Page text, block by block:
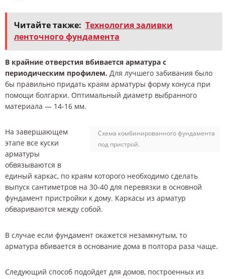
Читайте также: Технология заливки
ленточного фундамента
В крайние отверстия вбивается арматура с
периодическим профилем. Для лучшего забивания было
бы правильно придать краям арматуры форму конуса при
помощи болгарки. Оптимальный диаметр выбранного
материала — 14-16 мм.
Схема комбинированного фундамента
под пристрой.
На завершающем
этапе все куски
арматуры
обвязываются в
единый каркас, по краям которого необходимо сделать
выпуск сантиметров на 30-40 для перевязки в основной
фундамент пристройки к дому. Каркасы из арматур
обвариваются между собой.
В случае если фундамент окажется незамкнутым, то
арматура вбивается в основание дома в полтора раза чаще.
Следующий способ подойдет для домов, построенных из